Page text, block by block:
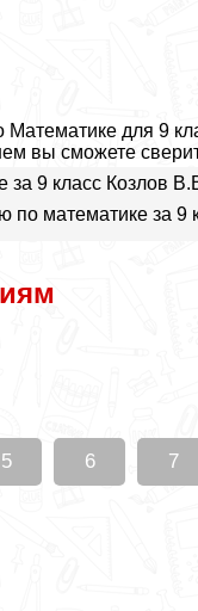
для 9
вы сможете
за 9 класс Козлов
по математике за 9
5 6 7